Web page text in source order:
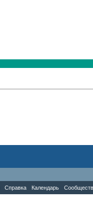
Справка Календарь